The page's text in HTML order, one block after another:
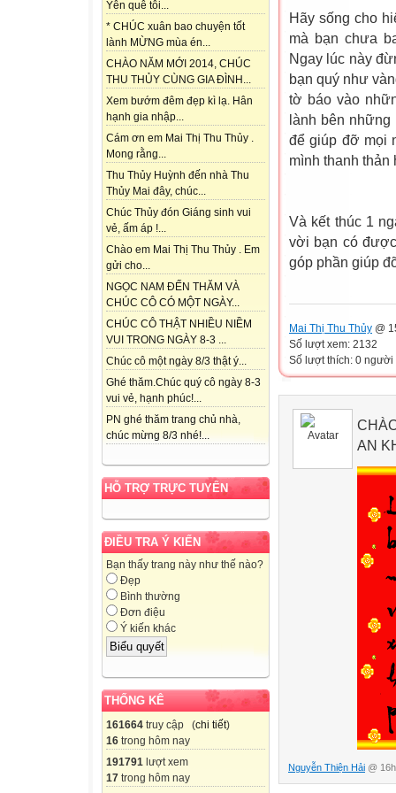
Yên quê tôi...
* CHÚC xuân bao chuyện tốt
lành MỪNG mùa én...
CHÀO NĂM MỚI 2014, CHÚC
THU THỦY CÙNG GIA ĐÌNH...
Xem bướm đêm đẹp kì lạ. Hân
hạnh gia nhập...
Cám ơn em Mai Thị Thu Thủy .
Mong rằng...
Thu Thủy Huỳnh đến nhà Thu
Thủy Mai đây, chúc...
Chúc Thủy đón Giáng sinh vui
vẻ, ấm áp !...
Chào em Mai Thị Thu Thủy . Em
gửi cho...
NGỌC NAM ĐẾN THĂM VÀ
CHÚC CÔ CÓ MỘT NGÀY...
CHÚC CÔ THẬT NHIỀU NIỀM
VUI TRONG NGÀY 8-3 ...
Chúc cô một ngày 8/3 thật ý...
Ghé thăm.Chúc quý cô ngày 8-3
vui vẻ, hạnh phúc!...
PN ghé thăm trang chủ nhà,
chúc mừng 8/3 nhé!...
HỖ TRỢ TRỰC TUYẾN
ĐIỀU TRA Ý KIẾN
Bạn thấy trang này như thế nào?
Đẹp
Bình thường
Đơn điệu
Ý kiến khác
THỐNG KÊ
161664 truy cập (chi tiết)
16 trong hôm nay
191791 lượt xem
17 trong hôm nay
Hãy sống cho
mà bạn chưa
Ngay lúc này
bạn quý như
tờ báo vào
lành bên
để giúp đỡ mọi
mình thanh thản
Và kết thúc 1
vời bạn có
góp phần giúp
Mai Thị Thu Thủy @
Số lượt xem: 2132
Số lượt thích: 0 người
AN
Nguyễn Thiện Hải @